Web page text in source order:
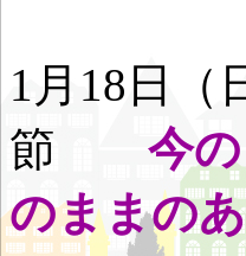
1月18
節 今
のままの